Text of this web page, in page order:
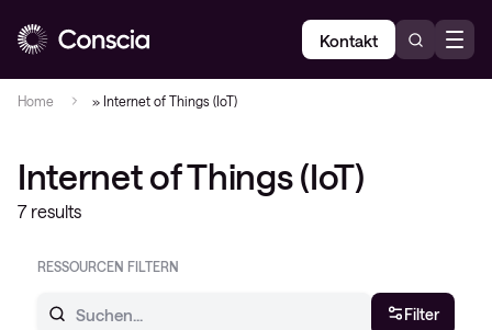
Kontakt
Home » Internet of Things (IoT)
Internet of Things (IoT)
7 results
RESSOURCEN FILTERN
Filter